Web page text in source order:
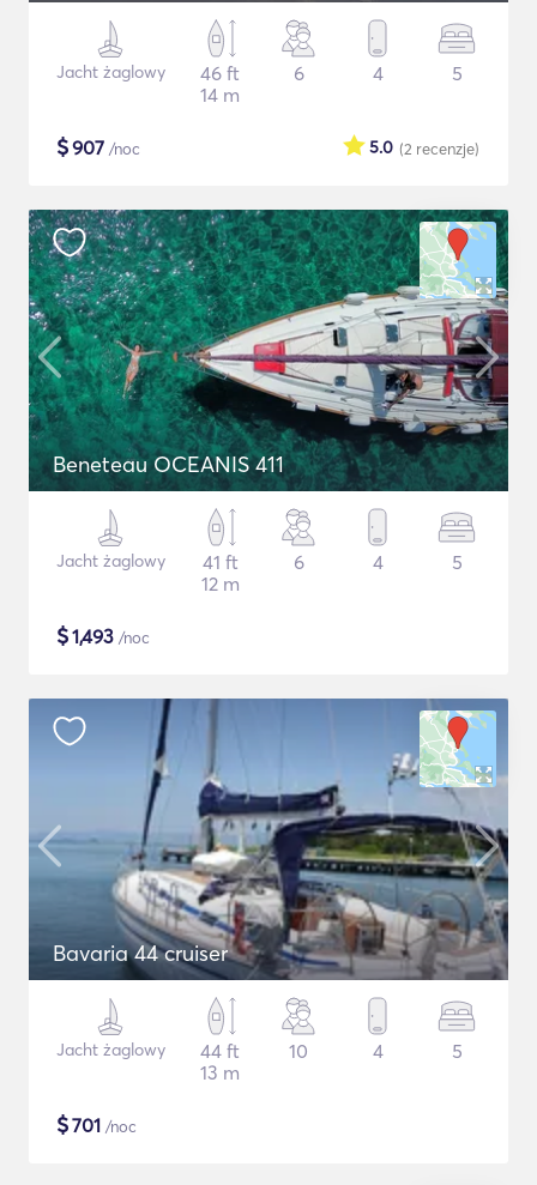
Jacht żaglowy
46 ft
14 m
6 4 5
$907 /noc (2 recenzje)
5.0
Beneteau OCEANIS 411
Jacht żaglowy
41 ft
12 m
6 4 5
$1,493 /noc
Bavaria 44 cruiser
Jacht żaglowy
44 ft
13 m
10 4 5
$701 /noc